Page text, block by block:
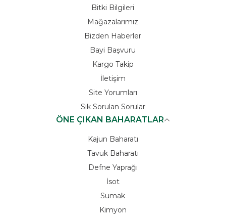
Bitki Bilgileri
Mağazalarımız
Bizden Haberler
Bayi Başvuru
Kargo Takip
İletişim
Site Yorumları
Sık Sorulan Sorular
ÖNE ÇIKAN BAHARATLAR
Kajun Baharatı
Tavuk Baharatı
Defne Yaprağı
İsot
Sumak
Kimyon